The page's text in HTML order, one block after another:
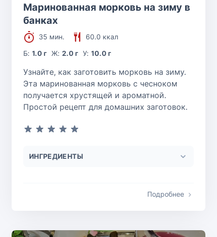
Маринованная морковь на зиму в
банках
35 мин.
60.0 ккал
Б:1.0 г Ж: 2.0 г У: 10.0 г
Узнайте, как заготовить морковь на зиму.
Эта маринованная морковь с чесноком
получается хрустящей и ароматной.
Простой рецепт для домашних заготовок.
ИНГРЕДИЕНТЫ
Подробнее